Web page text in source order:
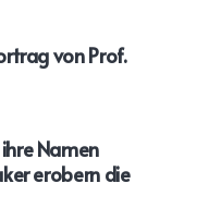
von Prof.
Namen
erobern die